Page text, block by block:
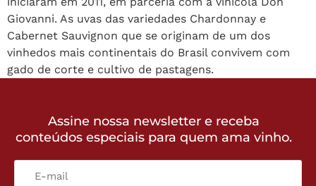
Giovanni. As uvas das variedades Chardonnay e
Cabernet Sauvignon que se originam de um dos
vinhedos mais continentais do Brasil convivem com
gado de corte e cultivo de pastagens.
Assine nossa newsletter e receba
conteúdos especiais para quem ama vinho.